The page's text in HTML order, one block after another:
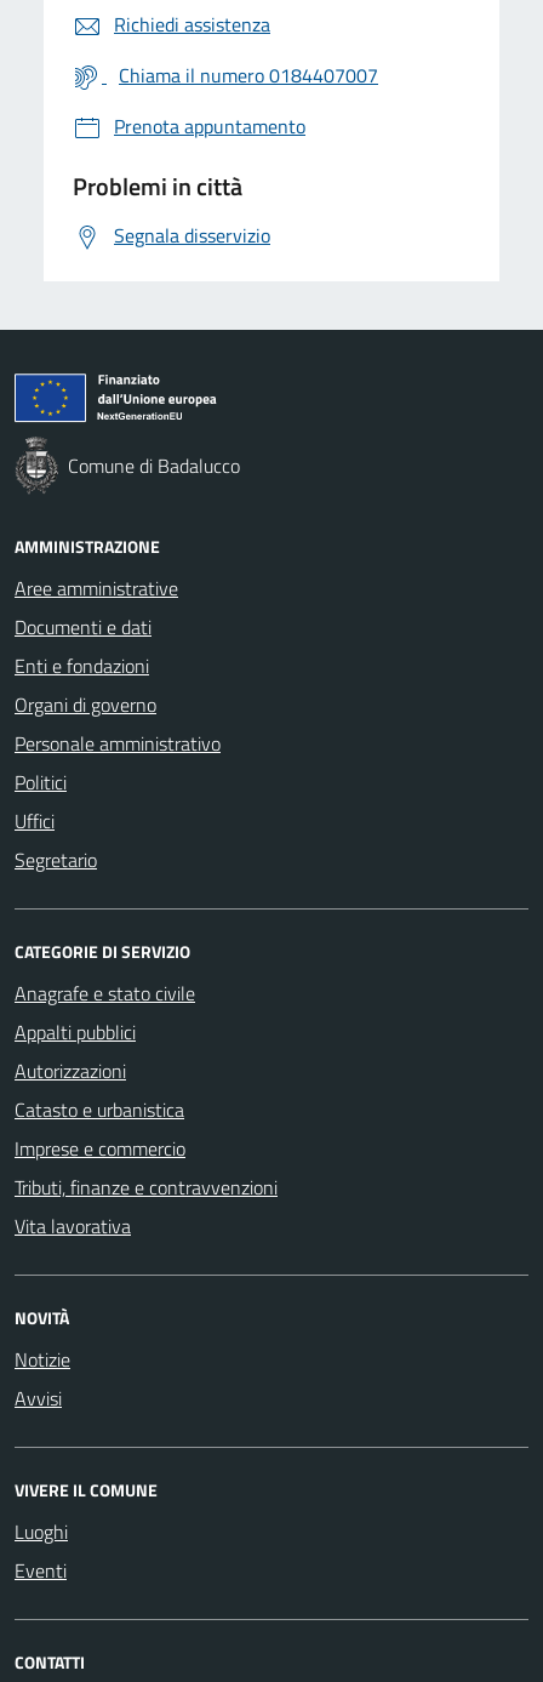
Richiedi assistenza
Chiama il numero 0184407007
Prenota appuntamento
Problemi in città
Segnala disservizio
Comune di Badalucco
AMMINISTRAZIONE
Aree amministrative
Documenti e dati
Enti e fondazioni
Organi di governo
Personale amministrativo
Politici
Uffici
Segretario
CATEGORIE DI SERVIZIO
Anagrafe e stato civile
Appalti pubblici
Autorizzazioni
Catasto e urbanistica
Imprese e commercio
Tributi, finanze e contravvenzioni
Vita lavorativa
NOVITÀ
Notizie
Avvisi
VIVERE IL COMUNE
Luoghi
Eventi
CONTATTI